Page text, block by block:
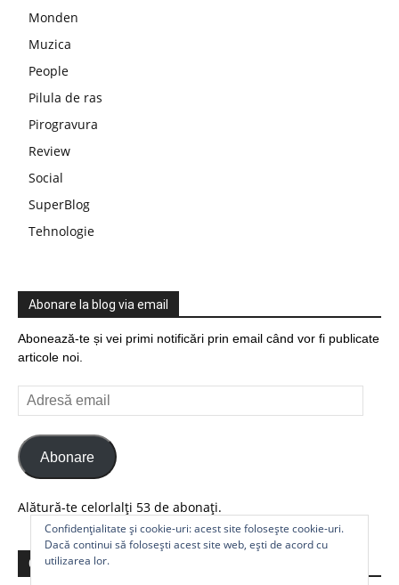
Monden
Muzica
People
Pilula de ras
Pirogravura
Review
Social
SuperBlog
Tehnologie
Abonare la blog via email
Abonează-te și vei primi notificări prin email când vor fi publicate
articole noi.
Adresă
email
Abonare
Alătură-te celorlalți 53 de abonați.
Comunitate
Confidențialitate și cookie-uri: acest site folosește cookie-uri.
Dacă continui să folosești acest site web, ești de acord cu
utilizarea lor.